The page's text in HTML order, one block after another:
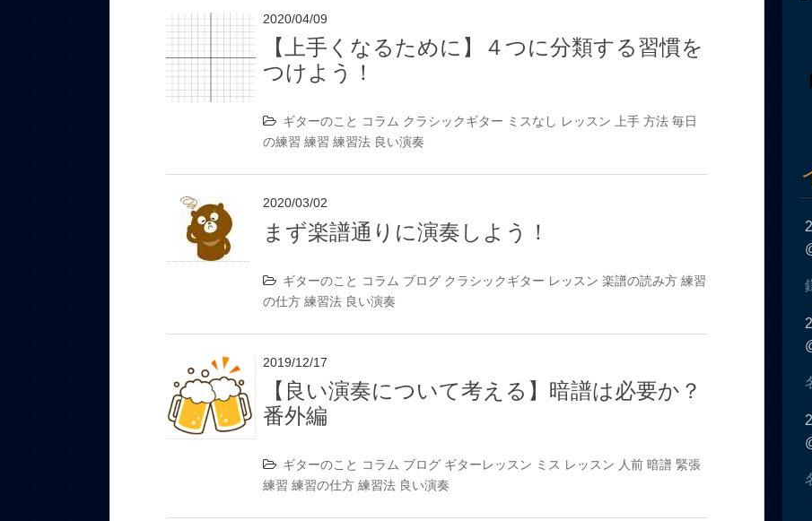
2020/04/09
【上手くなるために】４つに分類する習慣を
つけよう！
ギターのこと コラム クラシックギター ミスなし レッスン 上手 方法 毎日
の練習 練習 練習法 良い演奏
2020/03/02
まず楽譜通りに演奏しよう！
ギターのこと コラム ブログ クラシックギター レッスン 楽譜の読み方 練習
の仕方 練習法 良い演奏
2019/12/17
【良い演奏について考える】暗譜は必要か？
番外編
ギターのこと コラム ブログ ギターレッスン ミス レッスン 人前 暗譜 緊張
練習 練習の仕方 練習法 良い演奏